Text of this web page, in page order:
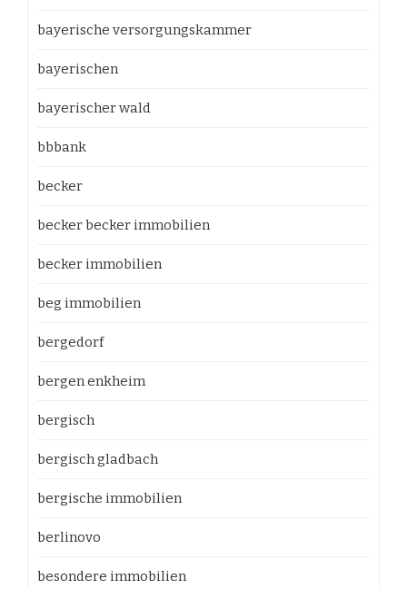
bayerische versorgungskammer
bayerischen
bayerischer wald
bbbank
becker
becker becker immobilien
becker immobilien
beg immobilien
bergedorf
bergen enkheim
bergisch
bergisch gladbach
bergische immobilien
berlinovo
besondere immobilien